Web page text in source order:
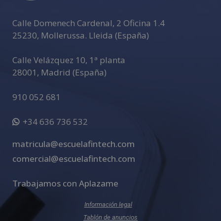
Calle Domenech Cardenal, 2 Oficina 1.4
25230, Mollerussa. Lleida (España)
Calle Velázquez 10, 1ª planta
28001 , Madrid (España)
910 052 681
+34 636 736 532
matricula@escuelafintech.com
comercial@escuelafintech.com
Trabajamos con Aplazame
Información legal
Tablón de anuncios